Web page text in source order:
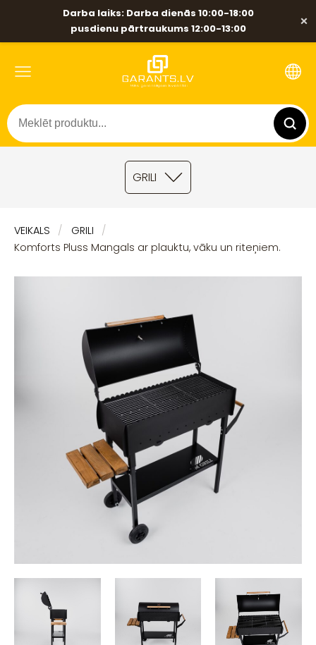
Darba laiks: Darba dienās 10:00-18:00
pusdienu pārtraukums 12:00-13:00
×
GRILI
VEIKALS
GRILI
Komforts Pluss Mangals ar plauktu, vāku un riteņiem.